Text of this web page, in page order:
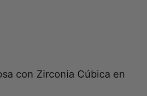
con Zirconia Cúbica en